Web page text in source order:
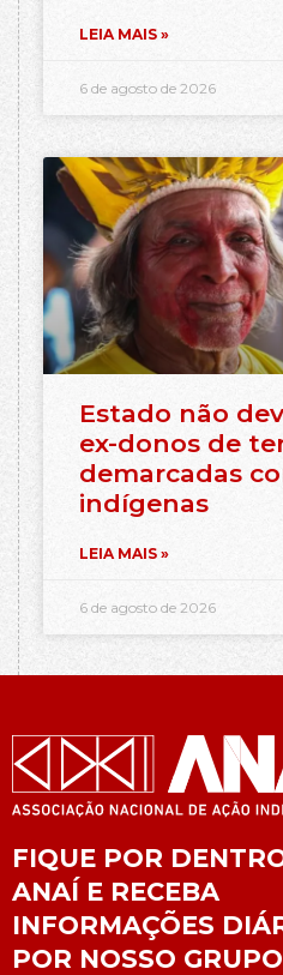
LEIA MAIS »
6 de agosto de 2026
Estado não
ex-donos de
demarcadas
indígenas
LEIA MAIS »
6 de agosto de 2026
FIQUE POR
ANAÍ E RECEBA
INFORMAÇÕES
POR NOSSO